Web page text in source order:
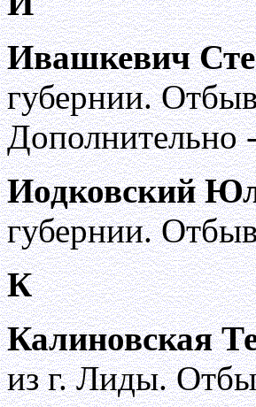
Ивашкевич
губернии.
Дополнительно
Иодковский
губернии.
К
Калиновская
из г. Лиды.